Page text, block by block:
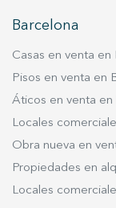
disfrutarás de
privilegiada,
invertir,
oferta cultural. La vivienda destaca por su
El amplio y
agradable
Barcelona
Casas en venta en
Pisos en venta en
Áticos en venta en
Locales
Obra nueva en
Propiedades en
Locales